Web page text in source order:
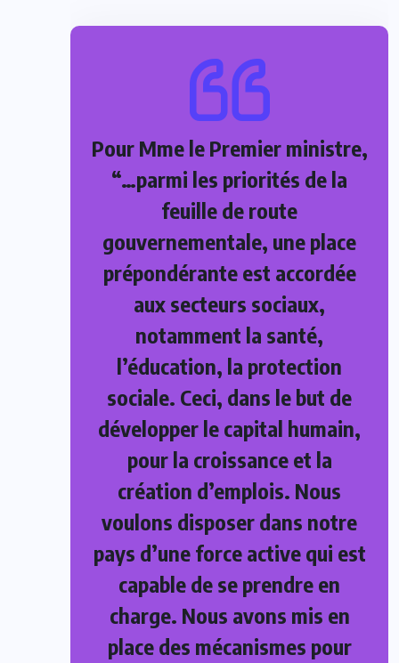
Pour Mme le Premier ministre,
“…parmi les priorités de la
feuille de route
gouvernementale, une place
prépondérante est accordée
aux secteurs sociaux,
notamment la santé,
l’éducation, la protection
sociale. Ceci, dans le but de
développer le capital humain,
pour la croissance et la
création d’emplois. Nous
voulons disposer dans notre
pays d’une force active qui est
capable de se prendre en
charge. Nous avons mis en
place des mécanismes pour